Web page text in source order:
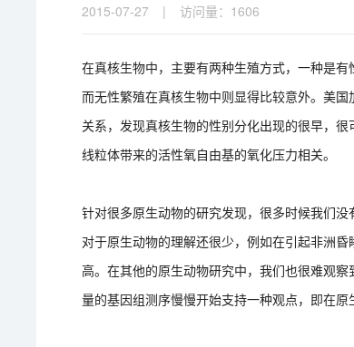
2015-07-27 | 访问量： 1606
在真核生物中，主要有两种生殖方式，一种是
而无性繁殖在真核生物中则显得比较意外。美
关系，发现真核生物的性别分化出现的很早，
线粒体带来的活性氧自由基的氧化压力相关。
针对很多原生动物的研究发现，很多时候我们
对于原生动物的理解还很少，例如在引起非洲
高。在其他的原生动物研究中，我们也很难观
量的基因组测序慢慢开始支持一种观点，即在